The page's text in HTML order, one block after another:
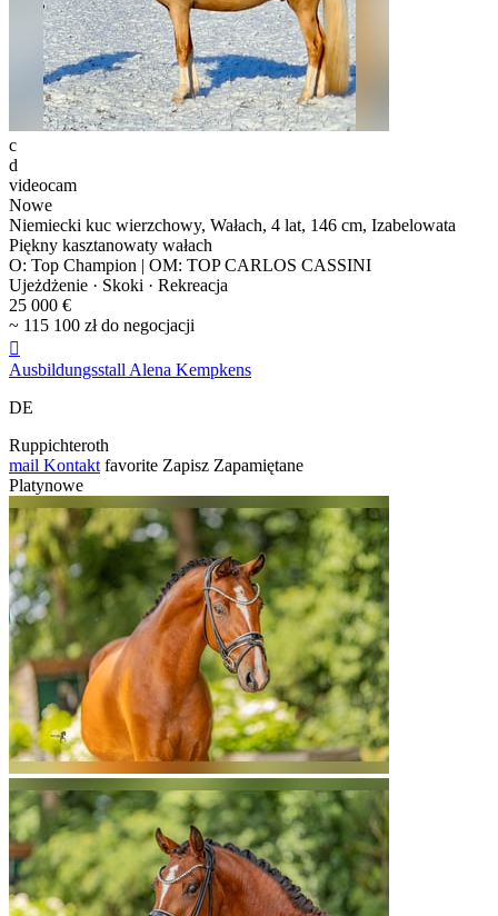
c
d
videocam
Nowe
Niemiecki kuc wierzchowy, Wałach, 4 lat, 146 cm, Izabelowata
Piękny kasztanowaty wałach
O: Top Champion | OM: TOP CARLOS CASSINI
Ujeżdżenie · Skoki · Rekreacja
25 000 €
~ 115 100 zł do negocjacji

Ausbildungsstall Alena Kempkens
DE
Ruppichteroth
mail Kontakt favorite Zapisz Zapamiętane
Platynowe